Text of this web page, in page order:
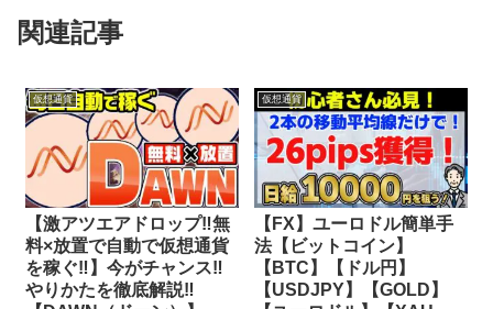
関連記事
仮想通貨
【激アツエアドロップ‼無
料×放置で自動で仮想通貨
を稼ぐ‼】今がチャンス‼
やりかたを徹底解説‼
仮想通貨
【FX】ユーロドル簡単手
法【ビットコイン】
【BTC】【ドル円】
【USDJPY】【GOLD】